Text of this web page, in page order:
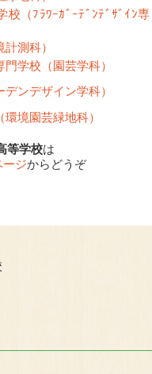
校（ﾌﾗﾜｰｶﾞｰﾃﾞﾝﾃﾞｻﾞｲﾝ専
測科）
学校（園芸学科）
ンデザイン学科）
境園芸緑地科）
等学校は
ージからどうぞ